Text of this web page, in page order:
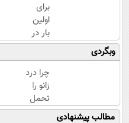
برای
اولین
بار در
ایران
🇮🇷
این
دکتر
کرم
ترمیم
وبگردی
چرا درد
زانو را
تحمل
می‌کنی؟ مطالب پیشنهادی